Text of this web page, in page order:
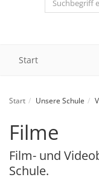
Start
Start Unsere Schule
Filme
Film- und
Schule.